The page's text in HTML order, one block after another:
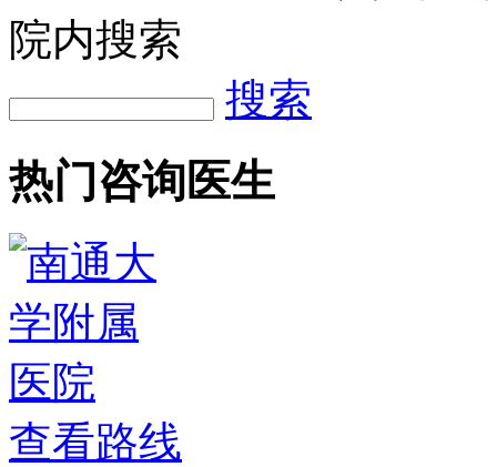
院内搜索
搜索
热门咨询医生
查看路线